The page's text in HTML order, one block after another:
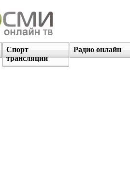
Спорт
трансляции
Радио онлайн